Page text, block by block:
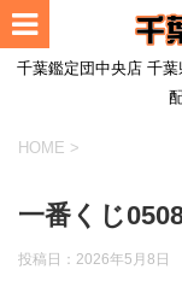
千葉鑑定団中央店 千
HOME >
一番くじ
投稿日： 2026年5月8日